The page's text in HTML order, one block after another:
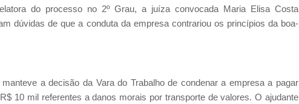
do processo no 2º Grau, a juíza convocada Maria Elisa Costa
dúvidas de que a conduta da empresa contrariou os princípios da boa-
a decisão da Vara do Trabalho de condenar a empresa a pagar
10 mil referentes a danos morais por transporte de valores. O ajudante